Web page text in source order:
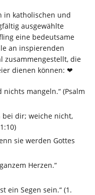
in katholischen und
ausgewählte
eine bedeutsame
an inspierenden
zusammengestellt, die
dienen können: ❤
mangeln.“ (Psalm
dir; weiche nicht,
sie werden Gottes
Herzen.“
ein Segen sein.“ (1.